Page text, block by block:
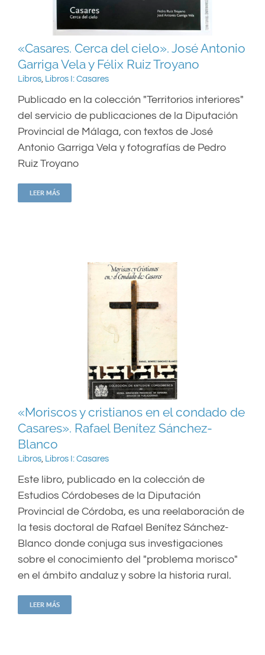
«Casares. Cerca del cielo». José Antonio
Garriga Vela y Félix Ruiz Troyano
Libros, Libros I: Casares
Publicado en la colección "Territorios interiores"
del servicio de publicaciones de la Diputación
Provincial de Málaga, con textos de José
Antonio Garriga Vela y fotografías de Pedro
Ruiz Troyano
LEER MÁS
«Moriscos y cristianos en el condado de
Casares». Rafael Benítez Sánchez-
Blanco
Libros, Libros I: Casares
Este libro, publicado en la colección de
Estudios Córdobeses de la Diputación
Provincial de Córdoba, es una reelaboración de
la tesis doctoral de Rafael Benítez Sánchez-
Blanco donde conjuga sus investigaciones
sobre el conocimiento del "problema morisco"
en el ámbito andaluz y sobre la historia rural.
LEER MÁS